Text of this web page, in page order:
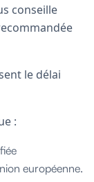
conseille
le délai
:
européenne.